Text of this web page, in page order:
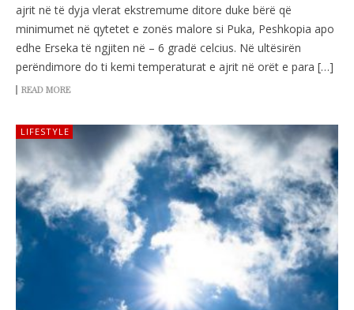
ajrit në të dyja vlerat ekstremume ditore duke bërë që
minimumet në qytetet e zonës malore si Puka, Peshkopia apo
edhe Erseka të ngjiten në – 6 gradë celcius. Në ultësirën
perëndimore do ti kemi temperaturat e ajrit në orët e para […]
READ MORE
LIFESTYLE